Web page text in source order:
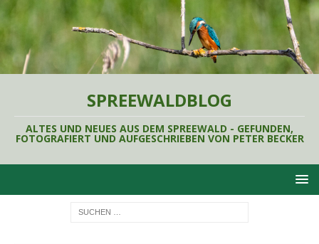
SPREEWALDBLOG
ALTES UND NEUES AUS DEM SPREEWALD - GEFUNDEN,
FOTOGRAFIERT UND AUFGESCHRIEBEN VON PETER BECKER